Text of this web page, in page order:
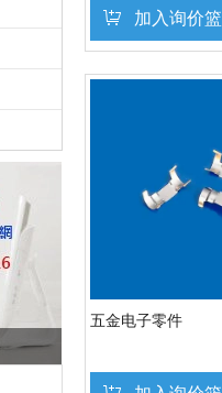
加入询价篮
五金电子零件